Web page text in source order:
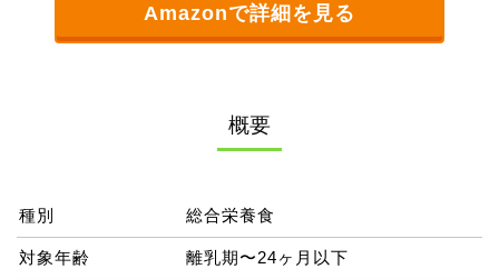
Amazonで詳細を見る
概要
種別 総合栄養食
対象年齢 離乳期〜24ヶ月以下